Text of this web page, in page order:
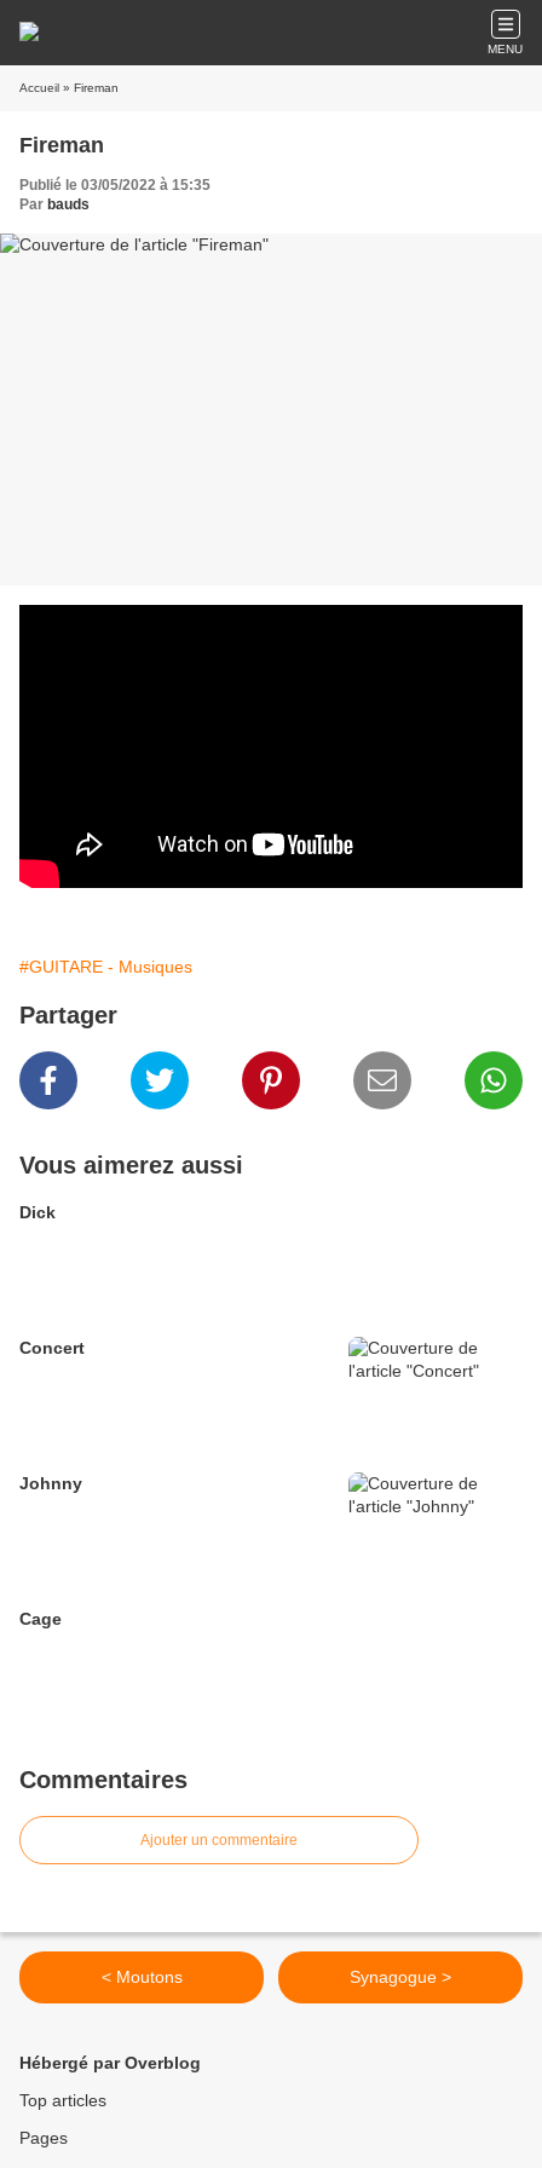
MENU
Accueil » Fireman
Fireman
Publié le 03/05/2022 à 15:35
Par bauds
#GUITARE - Musiques
Partager
Vous aimerez aussi
Dick
Concert
Johnny
Cage
Commentaires
Ajouter un commentaire
< Moutons Synagogue >
Hébergé par Overblog
Top articles
Pages